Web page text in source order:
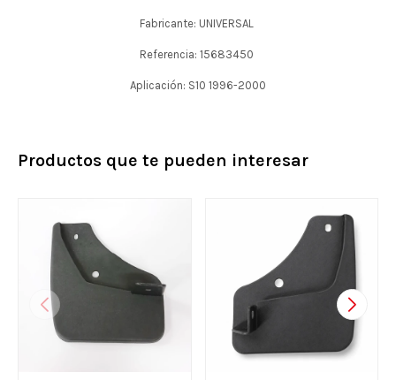
Fabricante: UNIVERSAL
Referencia: 15683450
Aplicación: S10 1996-2000
Productos que te pueden interesar